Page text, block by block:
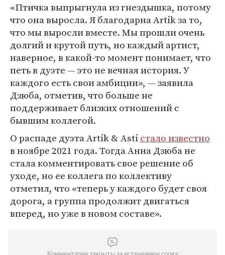
«Птичка выпрыгнула из гнездышка, потому
что она выросла. Я благодарна Artik за то,
что мы выросли вместе. Мы прошли очень
долгий и крутой путь, но каждый артист,
наверное, в какой-то момент понимает, что
петь в дуэте — это не вечная история. У
каждого есть свои амбиции», — заявила
Дзюба, отметив, что больше не
поддерживает близких отношений с
бывшим коллегой.
О распаде дуэта Artik & Astiстало известно
в ноябре 2021 года. Тогда Анна Дзюба не
стала комментировать свое решение об
уходе, но ее коллега по коллективу
отметил, что «теперь у каждого будет своя
дорога, а группа продолжит двигаться
вперед, но уже в новом составе».